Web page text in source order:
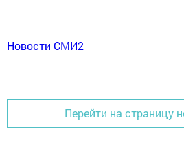
Новости СМИ2
Перейти на страницу